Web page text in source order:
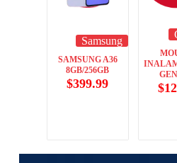
Samsung
SAMSUNG A36
8GB/256GB
$399.99 $